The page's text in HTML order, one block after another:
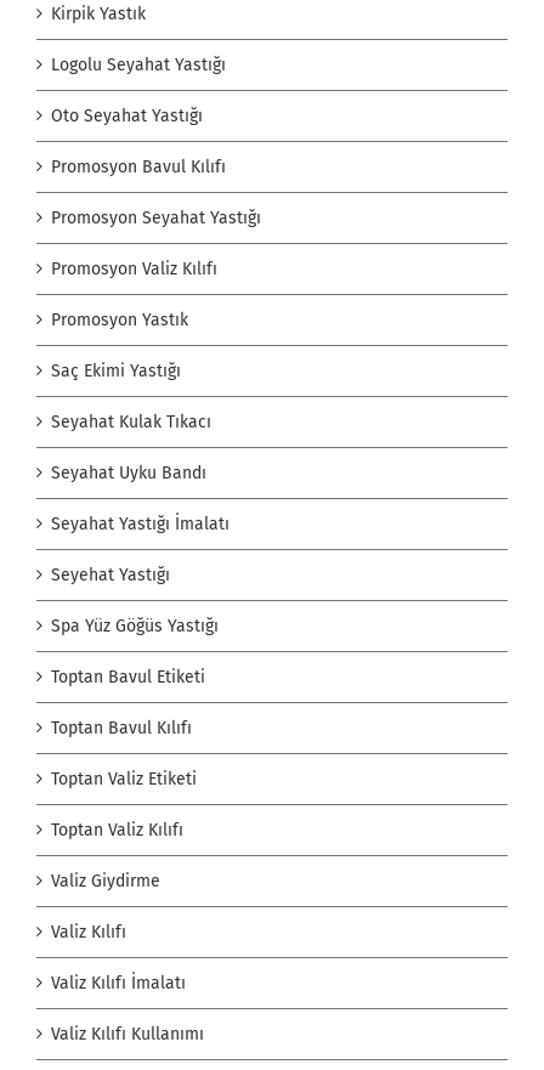
Kirpik Yastık
Logolu Seyahat Yastığı
Oto Seyahat Yastığı
Promosyon Bavul Kılıfı
Promosyon Seyahat Yastığı
Promosyon Valiz Kılıfı
Promosyon Yastık
Saç Ekimi Yastığı
Seyahat Kulak Tıkacı
Seyahat Uyku Bandı
Seyahat Yastığı İmalatı
Seyehat Yastığı
Spa Yüz Göğüs Yastığı
Toptan Bavul Etiketi
Toptan Bavul Kılıfı
Toptan Valiz Etiketi
Toptan Valiz Kılıfı
Valiz Giydirme
Valiz Kılıfı
Valiz Kılıfı İmalatı
Valiz Kılıfı Kullanımı